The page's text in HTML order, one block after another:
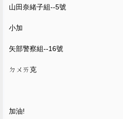
山田奈緒子組--5號
小加
矢部警察組--16號
ㄉㄨㄞ克
加油!